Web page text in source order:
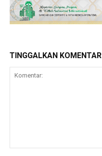
TINGGALKAN KOMENTAR